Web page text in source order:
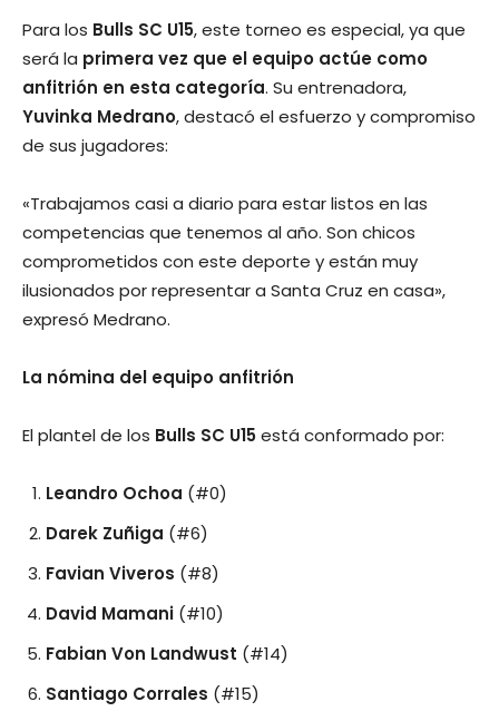
Para los Bulls SC U15, este torneo es especial, ya que
será la primera vez que el equipo actúe como
anfitrión en esta categoría. Su entrenadora,
Yuvinka Medrano, destacó el esfuerzo y compromiso
de sus jugadores:
«Trabajamos casi a diario para estar listos en las
competencias que tenemos al año. Son chicos
comprometidos con este deporte y están muy
ilusionados por representar a Santa Cruz en casa»,
expresó Medrano.
La nómina del equipo anfitrión
El plantel de los Bulls SC U15está conformado por:
Leandro Ochoa (#0)
Darek Zuñiga (#6)
Favian Viveros (#8)
David Mamani (#10)
Fabian Von Landwust (#14)
Santiago Corrales (#15)